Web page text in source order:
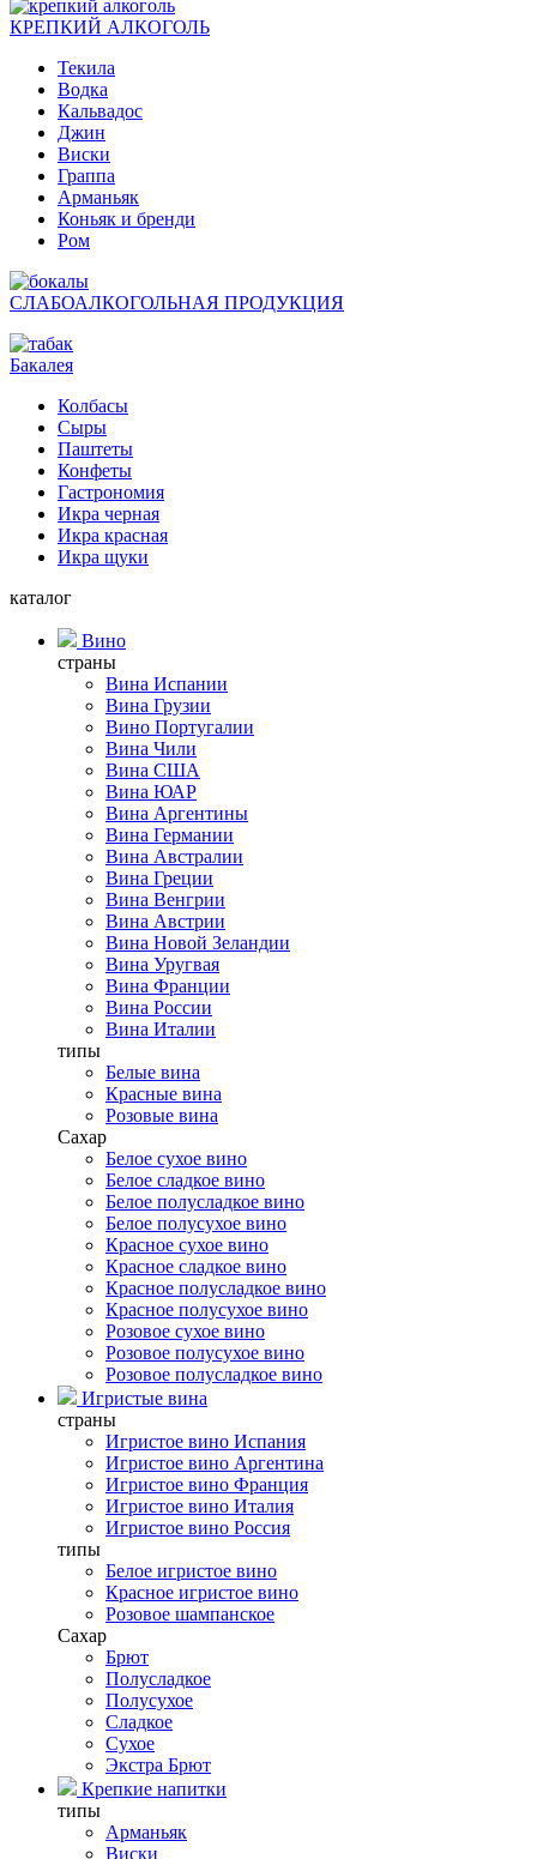
КРЕПКИЙ АЛКОГОЛЬ
Текила
Водка
Кальвадос
Джин
Виски
Граппа
Арманьяк
Коньяк и бренди
Ром
СЛАБОАЛКОГОЛЬНАЯ ПРОДУКЦИЯ
Бакалея
Колбасы
Сыры
Паштеты
Конфеты
Гастрономия
Икра черная
Икра красная
Икра щуки
каталог
Вино
страны
Вина Испании
Вина Грузии
Вино Португалии
Вина Чили
Вина США
Вина ЮАР
Вина Аргентины
Вина Германии
Вина Австралии
Вина Греции
Вина Венгрии
Вина Австрии
Вина Новой Зеландии
Вина Уругвая
Вина Франции
Вина России
Вина Италии
типы
Белые вина
Красные вина
Розовые вина
Сахар
Белое сухое вино
Белое сладкое вино
Белое полусладкое вино
Белое полусухое вино
Красное сухое вино
Красное сладкое вино
Красное полусладкое вино
Красное полусухое вино
Розовое сухое вино
Розовое полусухое вино
Розовое полусладкое вино
Игристые вина
страны
Игристое вино Испания
Игристое вино Аргентина
Игристое вино Франция
Игристое вино Италия
Игристое вино Россия
типы
Белое игристое вино
Красное игристое вино
Розовое шампанское
Сахар
Брют
Полусладкое
Полусухое
Сладкое
Сухое
Экстра Брют
Крепкие напитки
типы
Арманьяк
Виски